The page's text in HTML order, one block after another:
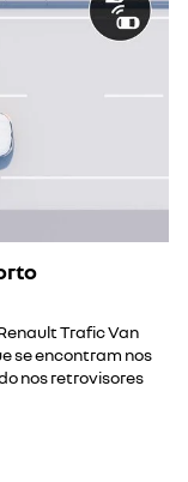
Trafic Van
se encontram nos
nos retrovisores